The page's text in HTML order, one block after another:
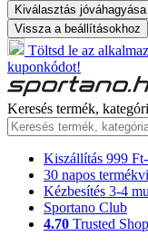
Kiválasztás jóváhagyása
Vissza a beállításokhoz
Töltsd le az
kuponkódot!
Keresés termék,
Kiszállítás 999
30 napos
Kézbesítés 3-4
Sportano Club
4.70 Trusted